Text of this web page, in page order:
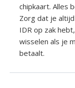
chipkaart. Alles
Zorg dat je
IDR op zak
wisselen als je
betaalt.